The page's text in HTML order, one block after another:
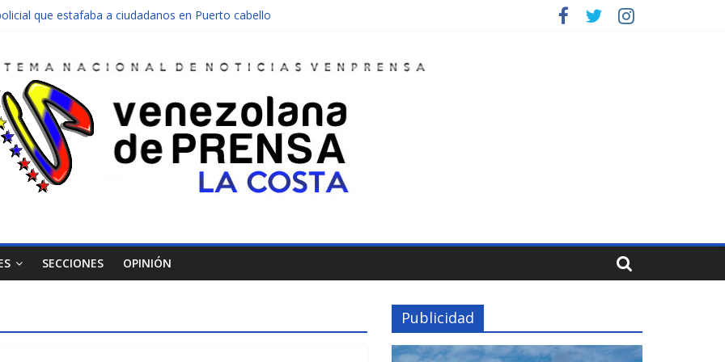
que estafaba a ciudadanos en Puerto cabello
abandonado de Chichiriviche
entre Colombia y Margarita el 27 de junio
SECCIONES OPINIÓN
Publicidad